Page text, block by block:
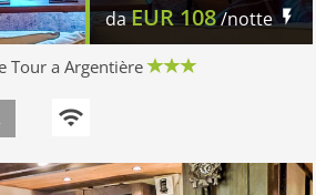
daEUR108/notte
Tour a Argentière